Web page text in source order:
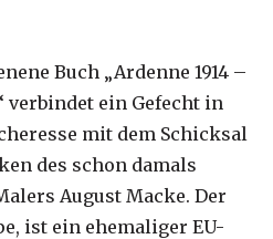
Buch „Ardenne 1914 –
verbindet ein Gefecht in
mit dem Schicksal
des schon damals
August Macke. Der
ist ein ehemaliger EU-